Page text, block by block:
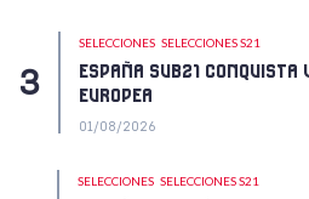
SELECCIONES SELECCIONES S21
ESPAÑA SUB21 CONQUISTA
EUROPEA
01/08/2026
SELECCIONES SELECCIONES S21